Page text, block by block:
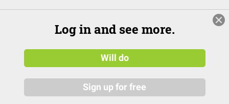
Log in and see more.
Will do
Sign up for free